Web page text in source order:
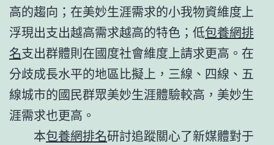
高的趨向；在美妙生涯需求的小我物資維度上
浮現出支出越高需求越高的特色；低包養網排
名支出群體則在國度社會維度上請求更高。在
分歧成長水平的地區比擬上，三線、四線、五
線城市的國民群眾美妙生涯體驗較高，美妙生
涯需求也更高。
本包養網排名研討追蹤關心了新媒體對于